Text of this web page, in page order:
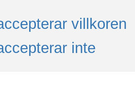
villkoren
inte